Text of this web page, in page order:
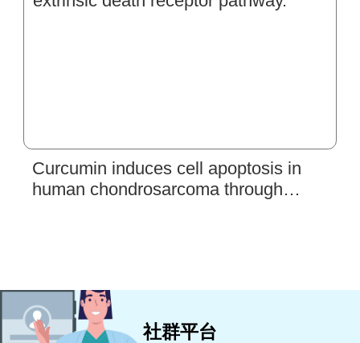
Curcumin induces cell apoptosis in
human chondrosarcoma through
社群平台